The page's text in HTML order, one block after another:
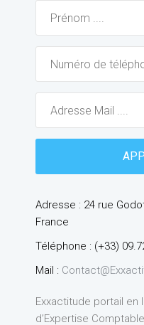
Adresse : 24 rue
France
Téléphone : (+33)
Mail :
Exxactitude portail en
d’Expertise